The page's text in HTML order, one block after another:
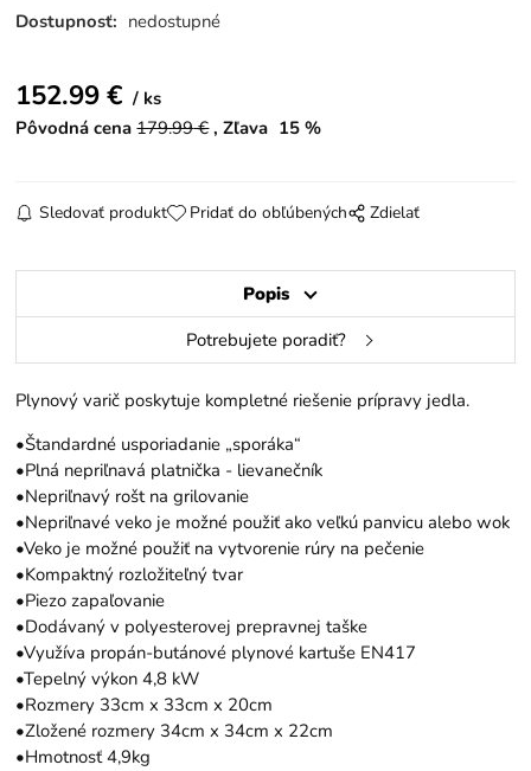
Dostupnosť: nedostupné
152.99€
ks
Pôvodná cena 179.99€ Zľava 15 %
Sledovať produkt Pridať do obľúbených Zdielať
Popis
Potrebujete poradiť?
Plynový varič poskytuje kompletné riešenie prípravy jedla.
•Štandardné usporiadanie „sporáka“
•Plná nepriľnavá platnička - lievanečník
•Nepriľnavý rošt na grilovanie
•Nepriľnavé veko je možné použiť ako veľkú panvicu alebo wok
•Veko je možné použiť na vytvorenie rúry na pečenie
•Kompaktný rozložiteľný tvar
•Piezo zapaľovanie
•Dodávaný v polyesterovej prepravnej taške
•Využíva propán-butánové plynové kartuše EN417
•Tepelný výkon 4,8 kW
•Rozmery 33cm x 33cm x 20cm
•Zložené rozmery 34cm x 34cm x 22cm
•Hmotnosť 4,9kg